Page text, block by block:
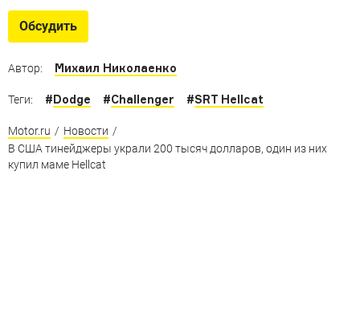
подростков. Американских
Американцы назвали идеальные автомобили для
Обсудить
Автор: Михаил Николаенко
Теги: #Dodge #Challenger #SRT Hellcat
Motor.ru / Новости /
В США тинейджеры украли 200 тысяч долларов, один из них
купил маме Hellcat